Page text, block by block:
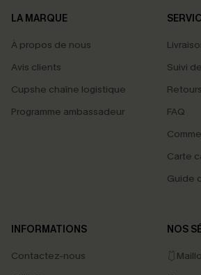
LA MARQUE
À propos de nous
Avis clients
Cupshe chaîne logistique
Programme ambassadeur
Suivi
FAQ
Carte
Guide
INFORMATIONS
Contactez-nous
NOS
PROFITEZ